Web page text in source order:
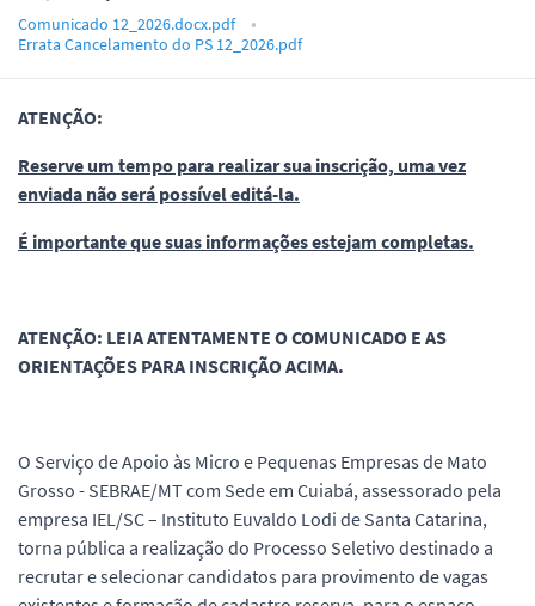
Comunicado 12_2026.docx.pdf
Errata Cancelamento do PS 12_2026.pdf
ATENÇÃO:
Reserve um tempo para realizar sua inscrição, uma vez
enviada não será possível editá-la.
É importante que suas informações estejam completas.
ATENÇÃO: LEIA ATENTAMENTE O COMUNICADO E AS
ORIENTAÇÕES PARA INSCRIÇÃO ACIMA.
O Serviço de Apoio às Micro e Pequenas Empresas de Mato
Grosso - SEBRAE/MT com Sede em Cuiabá, assessorado pela
empresa IEL/SC – Instituto Euvaldo Lodi de Santa Catarina,
torna pública a realização do Processo Seletivo destinado a
recrutar e selecionar candidatos para provimento de vagas